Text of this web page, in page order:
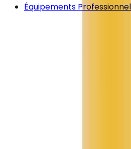
Équipements